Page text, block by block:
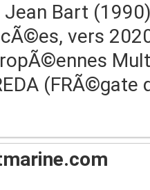
Bart
vers
(FRÃ©gate